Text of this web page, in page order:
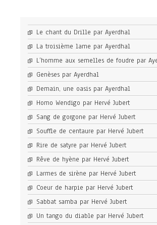
Le chant du Drille par Ayerdhal
La troisième lame par Ayerdhal
L’homme aux semelles de foudre par
Genèses par Ayerdhal
Demain, une oasis par Ayerdhal
Homo Wendigo par Hervé Jubert
Sang de gorgone par Hervé Jubert
Souffle de centaure par Hervé Jubert
Rire de satyre par Hervé Jubert
Rêve de hyène par Hervé Jubert
Larmes de sirène par Hervé Jubert
Coeur de harpie par Hervé Jubert
Sabbat samba par Hervé Jubert
Un tango du diable par Hervé Jubert